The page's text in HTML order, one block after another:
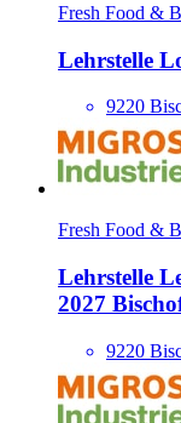
Fresh Food &
Lehrstelle
9220
Fresh Food &
Lehrstelle
2027
9220